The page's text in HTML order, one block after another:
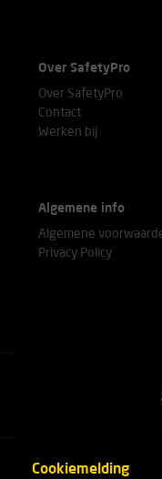
Over SafetyPro
Over SafetyPro
Contact
Werken bij
Algemene info
Algemene
Privacy Policy
Cookiemelding